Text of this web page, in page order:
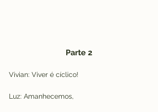
Parte 2
Vivian: Viver é cíclico!
Luz: Amanhecemos,